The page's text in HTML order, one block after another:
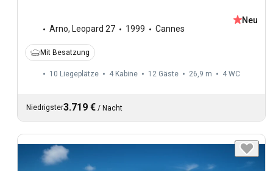
Arno, Leopard 27 1999 Cannes
Neu
Mit Besatzung
10 Liegeplätze 4 Kabine 12 Gäste 26,9 m 4 WC
Niedrigster3.719 € / Nacht